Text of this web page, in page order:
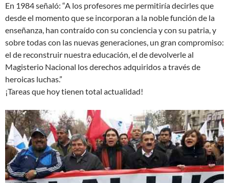
En 1984 señaló: “A los profesores me permitiría decirles que
desde el momento que se incorporan a la noble función de la
enseñanza, han contraído con su conciencia y con su patria, y
sobre todas con las nuevas generaciones, un gran compromiso:
el de reconstruir nuestra educación, el de devolverle al
Magisterio Nacional los derechos adquiridos a través de
heroicas luchas.”
¡Tareas que hoy tienen total actualidad!